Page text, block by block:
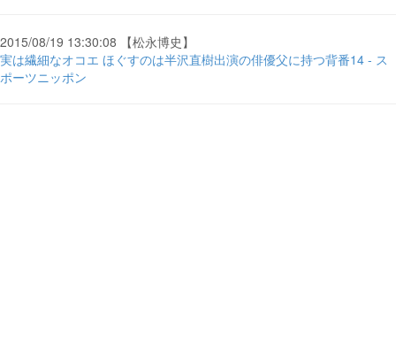
2015/08/19 13:30:08 【松永博史】
実は繊細なオコエ ほぐすのは半沢直樹出演の俳優父に持つ背番14 - ス
ポーツニッポン